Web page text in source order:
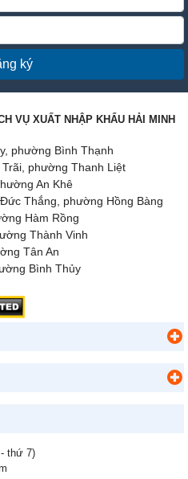
ký
VỤ XUẤT NHẬP KHẨU HẢI MINH
phường Bình Thạnh
phường Thanh Liệt
An Khê
Thắng, phường Hồng Bàng
Hàm Rồng
Thành Vinh
Tân An
Bình Thủy
thứ 7)